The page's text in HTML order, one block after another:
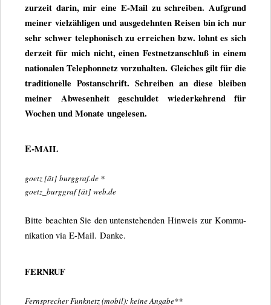
zur­zeit darin, mir eine E‑Mail zu schrei­ben. Auf­grund
mei­ner viel­zäh­li­gen und aus­ge­dehn­ten Rei­sen bin ich nur
sehr schwer tele­pho­nisch zu errei­chen bzw. lohnt es sich
der­zeit für mich nicht, einen Fest­netz­an­schluß in einem
natio­na­len Tele­phon­netz vor­zu­hal­ten. Glei­ches gilt für die
tra­di­tio­nelle Post­an­schrift. Schrei­ben an diese blei­ben
mei­ner Abwe­sen­heit geschul­det wie­der­keh­rend für
Wochen und Monate ungelesen.
E‑MAIL
goetz [ät] burg​graf​.de *
goetz_​burggraf [ät] web​.de
Bitte beach­ten Sie den unten­ste­hen­den Hin­weis zur Kom­mu­
ni­ka­tion via E‑Mail. Danke.
FERNRUF
Fern­spre­cher Funk­netz (mobil):keine Angabe**